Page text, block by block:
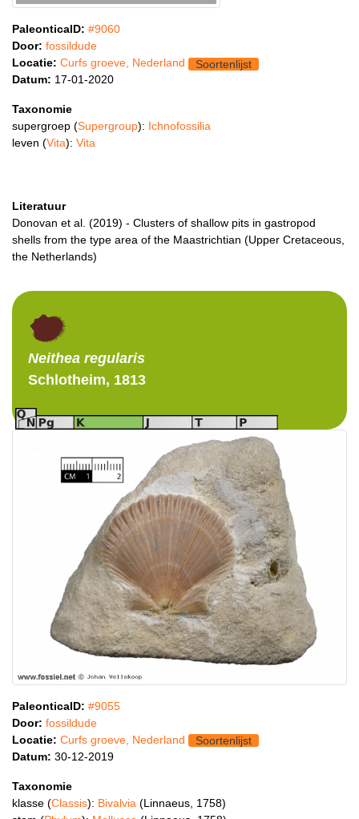
PaleonticaID: #9060
Door: fossildude
Locatie: Curfs groeve, Nederland
Soortenlijst
Datum: 17-01-2020
Taxonomie
supergroep (Supergroup): Ichnofossilia
leven (Vita): Vita
Literatuur
Donovan et al. (2019) - Clusters of shallow pits in gastropod
shells from the type area of the Maastrichtian (Upper Cretaceous,
the Netherlands)
Neithea regularis
Schlotheim, 1813
PaleonticaID: #9055
Door: fossildude
Locatie: Curfs groeve, Nederland
Soortenlijst
Datum: 30-12-2019
Taxonomie
klasse (Classis): Bivalvia (Linnaeus, 1758)